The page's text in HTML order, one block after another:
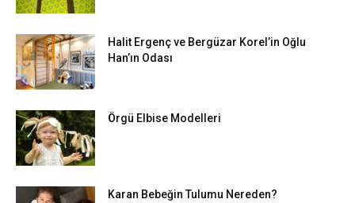
Halit Ergenç ve Bergüzar Korel’in Oğlu
Han’ın Odası
Örgü Elbise Modelleri
Karan Bebeğin Tulumu Nereden?